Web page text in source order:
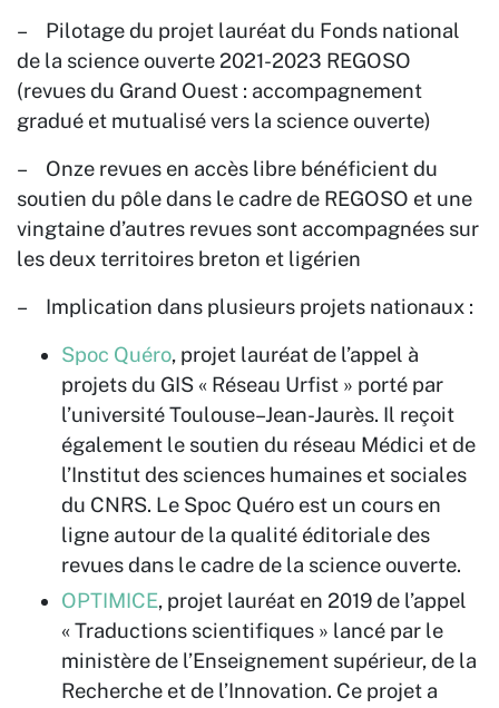
– Pilotage du projet lauréat du Fonds national
de la science ouverte 2021-2023 REGOSO
(revues du Grand Ouest : accompagnement
gradué et mutualisé vers la science ouverte)
– Onze revues en accès libre bénéficient du
soutien du pôle dans le cadre de REGOSO et une
vingtaine d’autres revues sont accompagnées sur
les deux territoires breton et ligérien
– Implication dans plusieurs projets nationaux :
Spoc Quéro, projet lauréat de l’appel à
projets du GIS « Réseau Urfist » porté par
l’université Toulouse–Jean-Jaurès. Il reçoit
également le soutien du réseau Médici et de
l’Institut des sciences humaines et sociales
du CNRS. Le Spoc Quéro est un cours en
ligne autour de la qualité éditoriale des
revues dans le cadre de la science ouverte.
OPTIMICE, projet lauréat en 2019 de l’appel
« Traductions scientifiques » lancé par le
ministère de l’Enseignement supérieur, de la
Recherche et de l’Innovation. Ce projet a